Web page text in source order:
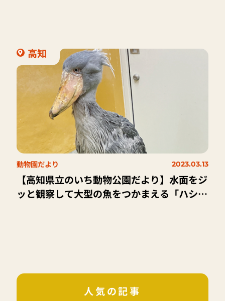
高知
動物園だより 2023.03.13
【高知県立のいち動物公園だより】水面をジ
ッと観察して大型の魚をつかまえる「ハシビ
人気の記事